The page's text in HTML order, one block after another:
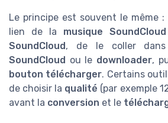
Le principe est souvent le même
lien de la musique SoundCloud
SoundCloud, de le coller
SoundCloud ou le downloader,
bouton télécharger. Certains
de choisir la qualité (par exemple
avant la conversion et le